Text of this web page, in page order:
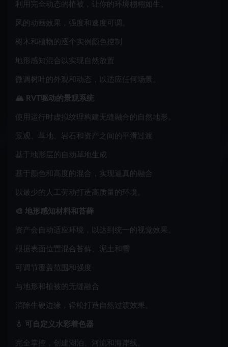
利用完全动态的植被，让你的环境栩栩如生。
风的动画效果，强度和速度可调。
树木和植物的逐个实例颜色控制
地形感知混合以实现自然放置
微调树叶的外观和动态，以适应任何场景。
🏔️ RVT驱动的景观系统
使用运行时虚拟纹理构建无缝融合的自然地形。
景观、草地、岩石和资产之间的平滑过渡
基于地形层的自动草地生成
基于颜色和高度的混合，实现逼真的融合
以最少的人工劳动打造高质量的环境。
🎨 地形感知材料和苔藓
资产会自动适应环境，以达到统一的视觉效果。
根据表面位置混合苔藓、泥土和雪
可调节覆盖范围和强度
与地形和植被的无缝融合
消除生硬边缘，轻松打造自然过渡效果。
💧 可自定义水彩着色器
完全掌控，创建湖泊、河流和海岸线。